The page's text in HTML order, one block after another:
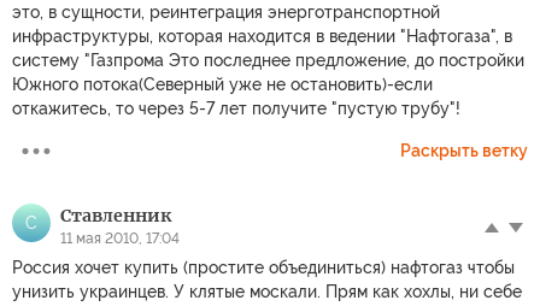
это, в сущности, реинтеграция энерготранспортной
инфраструктуры, которая находится в ведении "Нафтогаза", в
систему "Газпрома Это последнее предложение, до постройки
Южного потока(Северный уже не остановить)-если
откажитесь, то через 5-7 лет получите "пустую трубу"!
Раскрыть ветку
С Ставленник
11 мая 2010, 17:04
Россия хочет купить (простите объединиться) нафтогаз чтобы
унизить украинцев. У клятые москали. Прям как хохлы, ни себе